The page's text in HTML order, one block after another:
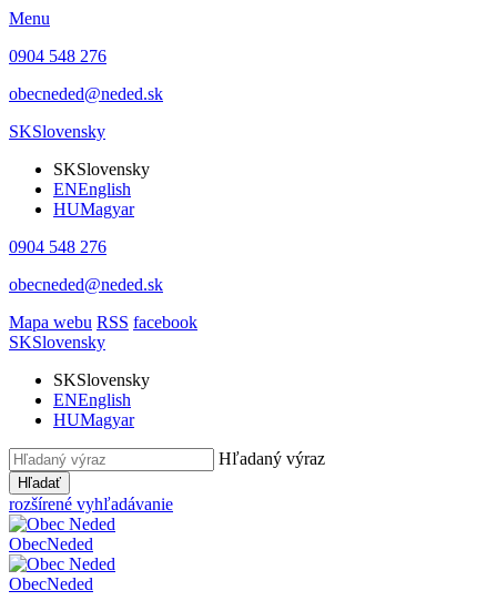
Menu
0904 548 276
obecneded@neded.sk
SKSlovensky
SKSlovensky
ENEnglish
HUMagyar
0904 548 276
obecneded@neded.sk
Mapa webu RSS facebook
SKSlovensky
SKSlovensky
ENEnglish
HUMagyar
Hľadaný výraz
Hľadať
rozšírené vyhľadávanie
ObecNeded
ObecNeded